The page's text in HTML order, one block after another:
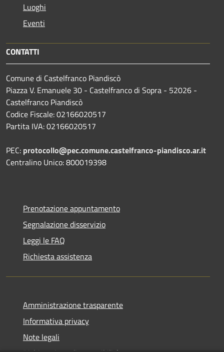
Luoghi
Eventi
CONTATTI
Comune di Castelfranco Piandiscò
Piazza V. Emanuele 30 - Castelfranco di Sopra - 52026 -
Castelfranco Piandiscò
Codice Fiscale: 02166020517
Partita IVA: 02166020517
PEC: protocollo@pec.comune.castelfranco-piandisco.ar.it
Centralino Unico: 800019398
Prenotazione appuntamento
Segnalazione disservizio
Leggi le FAQ
Richiesta assistenza
Amministrazione trasparente
Informativa privacy
Note legali